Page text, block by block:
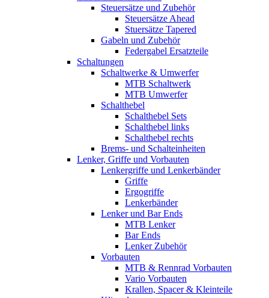
Steuersätze und Zubehör
Steuersätze Ahead
Stuersätze Tapered
Gabeln und Zubehör
Federgabel Ersatzteile
Schaltungen
Schaltwerke & Umwerfer
MTB Schaltwerk
MTB Umwerfer
Schalthebel
Schalthebel Sets
Schalthebel links
Schalthebel rechts
Brems- und Schalteinheiten
Lenker, Griffe und Vorbauten
Lenkergriffe und Lenkerbänder
Griffe
Ergogriffe
Lenkerbänder
Lenker und Bar Ends
MTB Lenker
Bar Ends
Lenker Zubehör
Vorbauten
MTB & Rennrad Vorbauten
Vario Vorbauten
Krallen, Spacer & Kleinteile